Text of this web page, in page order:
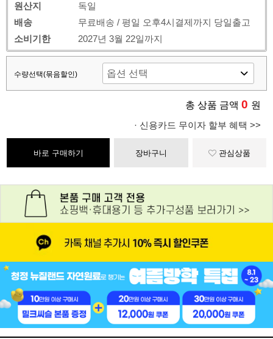
원산지
독일
배송
무료배송 / 평일 오후4시결제까지 당일출고
소비기한
2027년 3월 22일까지
수량선택(묶음할인)
총 상품 금액 0 원
· 신용카드 무이자 할부 혜택 >>
바로 구매하기 장바구니 관심상품